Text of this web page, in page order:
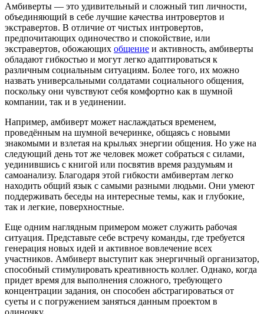
Амбиверты — это удивительный и сложный тип личности,
объединяющий в себе лучшие качества интровертов и
экстравертов. В отличие от чистых интровертов,
предпочитающих одиночество и спокойствие, или
экстравертов, обожающих общение и активность, амбиверты
обладают гибкостью и могут легко адаптироваться к
различным социальным ситуациям. Более того, их можно
назвать универсальными солдатами социального общения,
поскольку они чувствуют себя комфортно как в шумной
компании, так и в уединении.
Например, амбиверт может наслаждаться временем,
проведённым на шумной вечеринке, общаясь с новыми
знакомыми и взлетая на крыльях энергии общения. Но уже на
следующий день тот же человек может собраться с силами,
уединившись с книгой или посвятив время раздумьям и
самоанализу. Благодаря этой гибкости амбивертам легко
находить общий язык с самыми разными людьми. Они умеют
поддерживать беседы на интересные темы, как и глубокие,
так и легкие, поверхностные.
Еще одним наглядным примером может служить рабочая
ситуация. Представьте себе встречу команды, где требуется
генерация новых идей и активное вовлечение всех
участников. Амбиверт выступит как энергичный организатор,
способный стимулировать креативность коллег. Однако, когда
придет время для выполнения сложного, требующего
концентрации задания, он способен абстрагироваться от
суеты и с погружением заняться данным проектом в
одиночку.